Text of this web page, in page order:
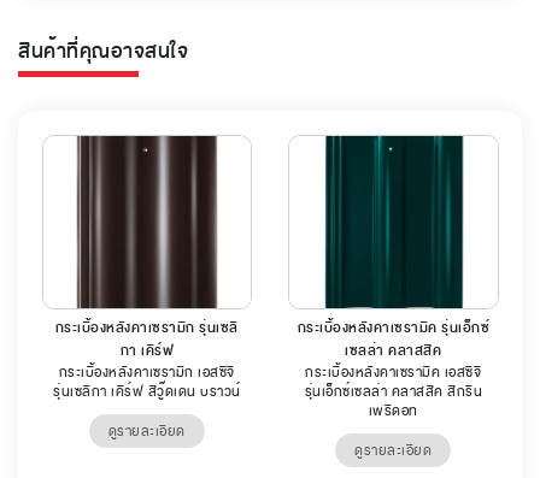
สินค้าที่คุณอาจสนใจ
กระเบื้องหลังคาเซรามิก รุ่นเซลิ
กา เคิร์ฟ
กระเบื้องหลังคาเซรามิก เอสซีจี
รุ่นเซลิกา เคิร์ฟ สีวู๊ดเดน บราวน์
ดูรายละเอียด
กระเบื้องหลังคาเซรามิค รุ่นเอ็กซ์
เซลล่า คลาสสิค
กระเบื้องหลังคาเซรามิค เอสซีจี
รุ่นเอ็กซ์เซลล่า คลาสสิค สีกรีน
เพริดอท
ดูรายละเอียด